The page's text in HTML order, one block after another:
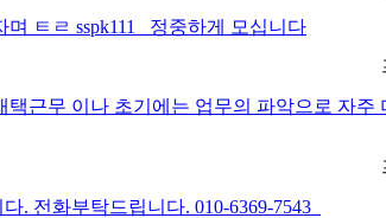
ㅌㄹ sspk111 정중하게 모십니다
근무 이나 초기에는 업무의 파악으로 자
. 전화부탁드립니다. 010-6369-7543